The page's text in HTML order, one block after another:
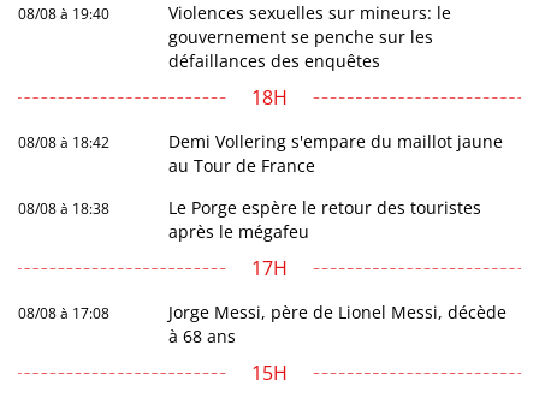
08/08 à 19:40
Violences sexuelles sur mineurs: le
gouvernement se penche sur les
défaillances des enquêtes
18H
08/08 à 18:42
Demi Vollering s'empare du maillot jaune
au Tour de France
08/08 à 18:38
Le Porge espère le retour des touristes
après le mégafeu
17H
08/08 à 17:08
Jorge Messi, père de Lionel Messi, décède
à 68 ans
15H